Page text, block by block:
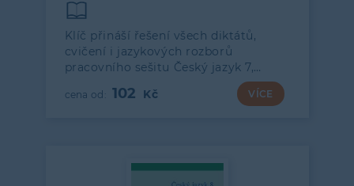
Klíč přináší řešení všech diktátů,
cvičení i jazykových rozborů
pracovního sešitu Český jazyk 7,…
102 VÍCE